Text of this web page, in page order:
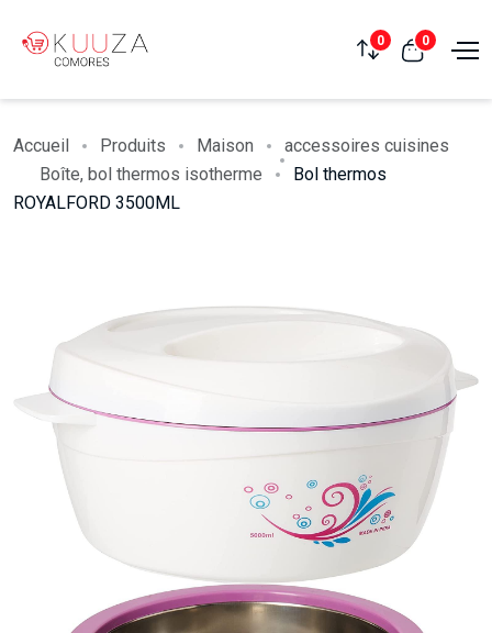
0 0
Accueil Produits Maison
accessoires cuisines
Boîte, bol thermos isotherme
Bol thermos
ROYALFORD 3500ML